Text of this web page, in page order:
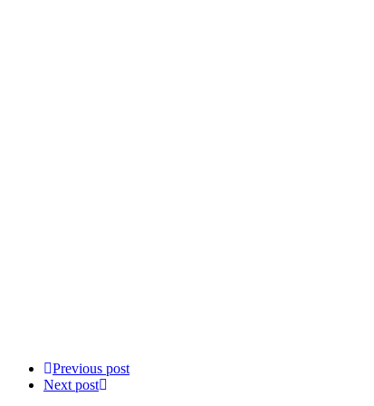
Previous post
Next post